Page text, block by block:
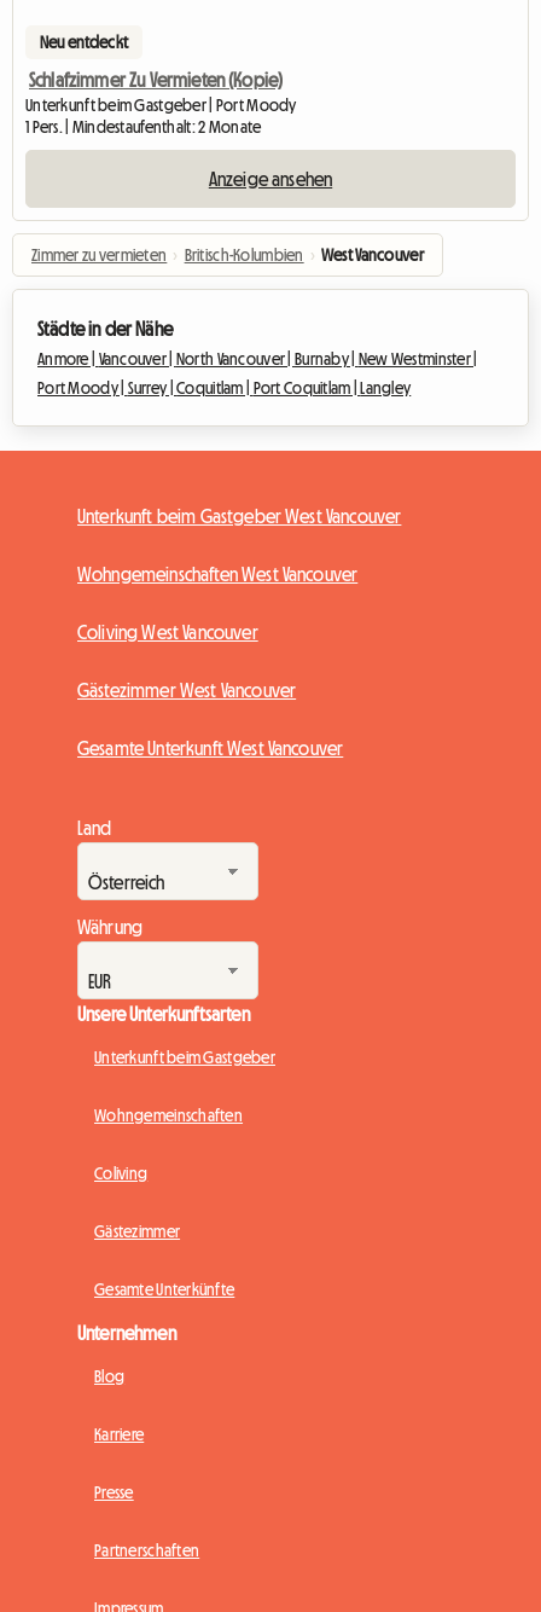
Neu entdeckt
Schlafzimmer Zu Vermieten (Kopie)
Unterkunft beim Gastgeber | Port Moody
1 Pers. | Mindestaufenthalt: 2 Monate
Anzeige ansehen
Zimmer zu vermieten › Britisch-Kolumbien › West Vancouver
Städte in der Nähe
Anmore | Vancouver | North Vancouver | Burnaby | New Westminster |
Port Moody | Surrey |Coquitlam | Port Coquitlam | Langley
Unterkunft beim Gastgeber West Vancouver
Wohngemeinschaften West Vancouver
Coliving West Vancouver
Gästezimmer West Vancouver
Gesamte Unterkunft West Vancouver
Land
Währung
Unsere Unterkunftsarten
Unterkunft beim Gastgeber
Wohngemeinschaften
Coliving
Gästezimmer
Gesamte Unterkünfte
Unternehmen
Blog
Karriere
Presse
Partnerschaften
Impressum